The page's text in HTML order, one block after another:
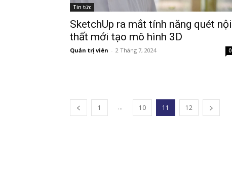
Tin tức
SketchUp ra mắt tính năng quét nội
thất mới tạo mô hình 3D
Quản trị viên - 2 Tháng 7, 2024 0
1 ... 10 11 12